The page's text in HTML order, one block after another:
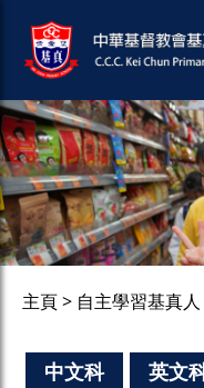
主頁 自主學習基真人
中文科 英文